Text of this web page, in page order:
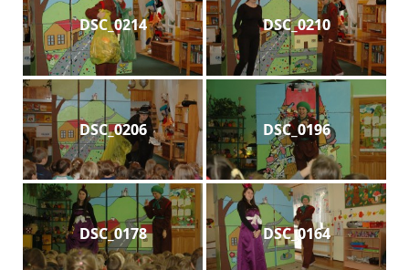
Abrys
DSC_0214 DSC_0210
DSC_0206 DSC_0196
DSC_0178 DSC_0164